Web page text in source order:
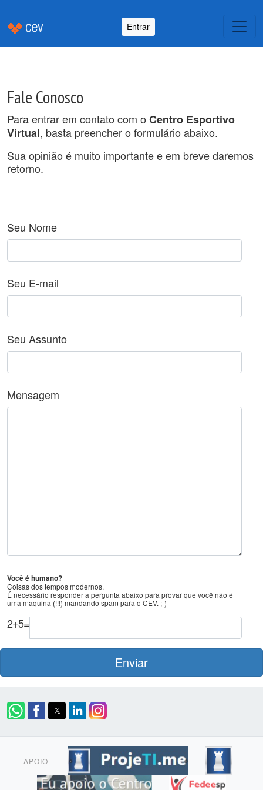
Entrar
Fale Conosco
Para entrar em contato com o Centro Esportivo
Virtual, basta preencher o formulário abaixo.
Sua opinião é muito importante e em breve daremos
retorno.
Seu Nome
Seu E-mail
Seu Assunto
Mensagem
Você é humano?
Coisas dos tempos modernos.
É necessário responder a pergunta abaixo para provar que você não é
uma maquina (!!!) mandando spam para o CEV. ;-)
2+5=
Enviar
APOIO